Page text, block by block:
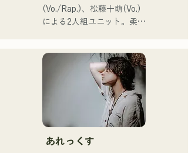
2026年6月3日に新曲
「Hello say goodbye」を自
(Vo./Rap.)、松藤十萌(Vo.)
による2人組ユニット。柔ら
た楽曲と、温かくも芯のあ
る歌声で、聴く人の心にそ
っと寄り添う楽曲を制作し
1stシングル「雑に畳んで」
を2025年1月23日にリリー
あれっくす